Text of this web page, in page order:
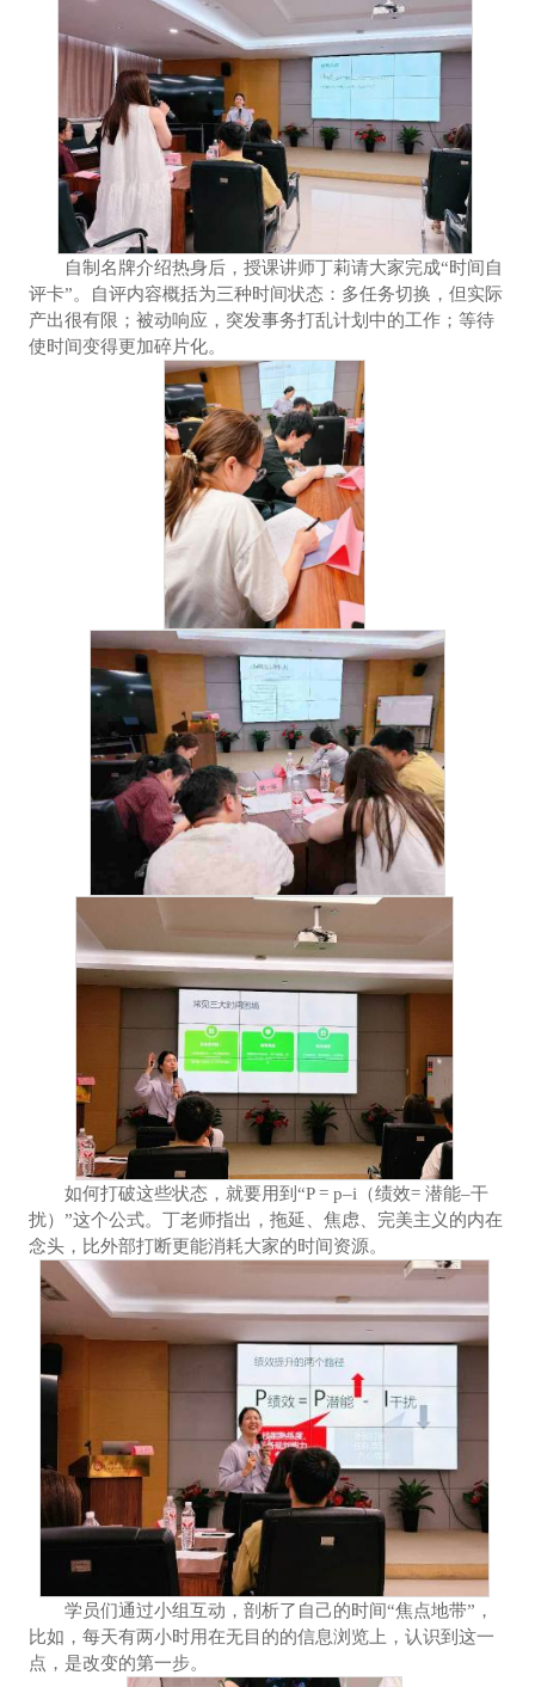
自制名牌介绍热身后，授课讲师丁莉请大家完成“时间自
评卡”。自评内容概括为三种时间状态：多任务切换，但实际
产出很有限；被动响应，突发事务打乱计划中的工作；等待
使时间变得更加碎片化。
如何打破这些状态，就要用到“P = p–i（绩效= 潜能–干
扰）”这个公式。丁老师指出，拖延、焦虑、完美主义的内在
念头，比外部打断更能消耗大家的时间资源。
学员们通过小组互动，剖析了自己的时间“焦点地带”，
比如，每天有两小时用在无目的的信息浏览上，认识到这一
点，是改变的第一步。